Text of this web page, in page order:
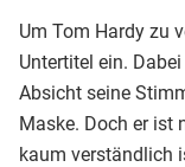
Um Tom Hardy zu
Untertitel ein.
Absicht seine
Maske. Doch er ist
kaum verständlich